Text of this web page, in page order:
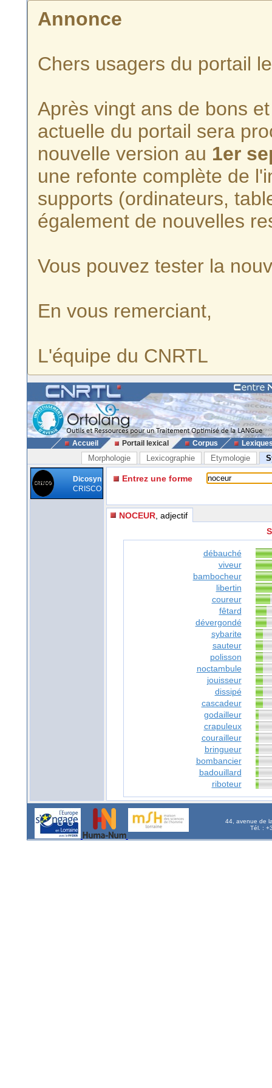
Annonce
Chers usagers du portail
Après vingt ans de bons
actuelle du portail sera
nouvelle version au 1er
une refonte complète de
supports (ordinateurs,
également de nouvelles
Vous pouvez tester la
En vous remerciant,
L'équipe du CNRTL
Accueil Portail lexical Corpus
Morphologie Lexicographie Etymologie
Dicosyn
CRISCO
Entrez une forme
NOCEUR , adjectif
débauché
viveur
bambocheur
libertin
coureur
fêtard
dévergondé
sybarite
sauteur
polisson
noctambule
jouisseur
dissipé
cascadeur
godailleur
crapuleux
courailleur
bringueur
bombancier
badouillard
riboteur
44, avenue de
Tél. :